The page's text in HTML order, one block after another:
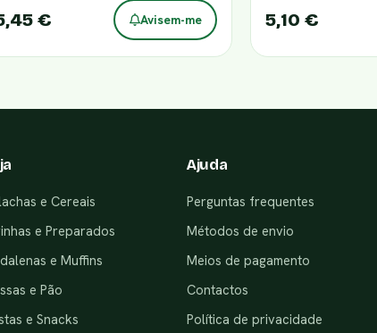
€ Avisem-me 5,10 €
e Cereais
e Preparados
e Muffins
e Pão
e Snacks
Ajuda
Perguntas frequentes
Métodos de envio
Meios de pagamento
Contactos
Política de privacidade